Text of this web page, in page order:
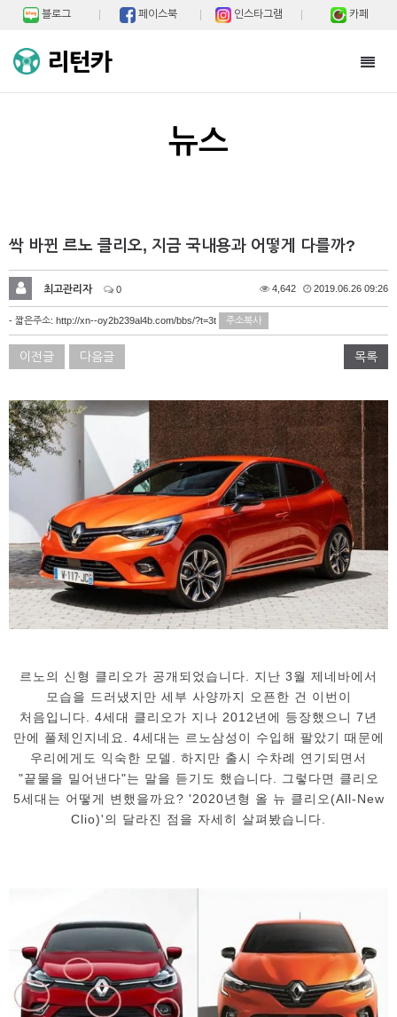
블로그 페이스북 인스타그램 카페
뉴스
싹 바뀐 르노 클리오, 지금 국내용과 어떻게 다를까?
최고관리자 0 4,642 2019.06.26 09:26
- 짧은주소: http://xn--oy2b239al4b.com/bbs/?t=3t 주소복사
이전글 다음글 목록
르노의 신형 클리오가 공개되었습니다. 지난 3월 제네바에서
모습을 드러냈지만 세부 사양까지 오픈한 건 이번이
처음입니다. 4세대 클리오가 지나 2012년에 등장했으니 7년
만에 풀체인지네요. 4세대는 르노삼성이 수입해 팔았기 때문에
우리에게도 익숙한 모델. 하지만 출시 수차례 연기되면서
"끝물을 밀어낸다"는 말을 듣기도 했습니다. 그렇다면 클리오
5세대는 어떻게 변했을까요? '2020년형 올 뉴 클리오(All-New
Clio)'의 달라진 점을 자세히 살펴봤습니다.